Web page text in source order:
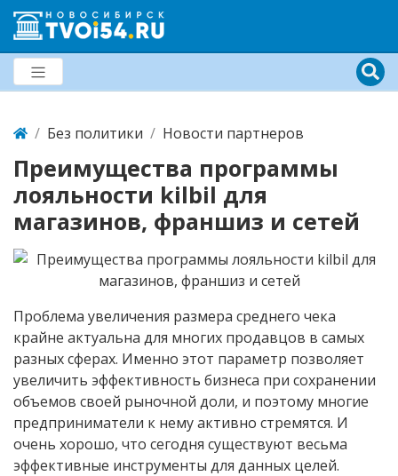
Без политики Новости партнеров
Преимущества программы
лояльности kilbil для
магазинов, франшиз и сетей
Проблема увеличения размера среднего чека
крайне актуальна для многих продавцов в самых
разных сферах. Именно этот параметр позволяет
увеличить эффективность бизнеса при сохранении
объемов своей рыночной доли, и поэтому многие
предприниматели к нему активно стремятся. И
очень хорошо, что сегодня существуют весьма
эффективные инструменты для данных целей.